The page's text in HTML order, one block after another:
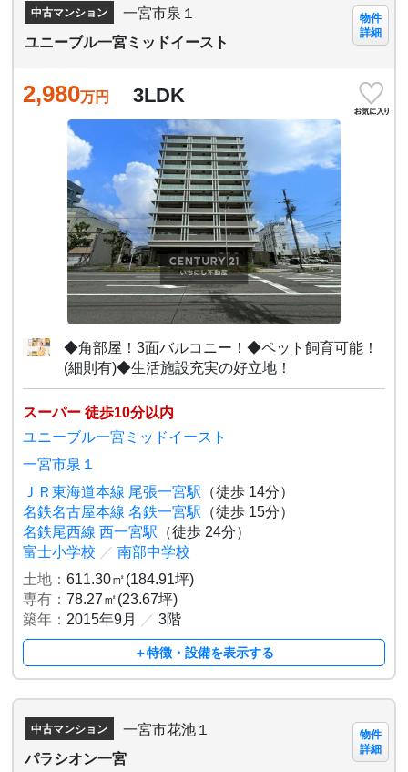
中古マンション
一宮市泉１
ユニーブル一宮ミッドイースト
物件
詳細
2,980万円 3LDK
◆角部屋！3面バルコニー！◆ペット飼育可能！
(細則有)◆生活施設充実の好立地！
スーパー 徒歩10分以内
ユニーブル一宮ミッドイースト
一宮市泉１
ＪＲ東海道本線 尾張一宮駅 （徒歩 14分）
名鉄名古屋本線 名鉄一宮駅 （徒歩 15分）
名鉄尾西線 西一宮駅 （徒歩 24分）
富士小学校 ／ 南部中学校
土地：611.30㎡(184.91坪)
専有：78.27㎡(23.67坪)
築年： 2015年9月 ／ 3階
＋特徴・設備を表示する
中古マンション
一宮市花池１
パラシオン一宮
物件
詳細